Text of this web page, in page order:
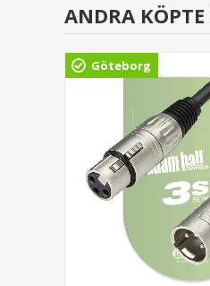
ANDRA KÖPTE
Göteborg